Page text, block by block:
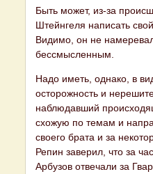
Быть может, из-за
Штейнгеля на​писать
Видимо, он не
бессмысленным.
Надо иметь, однако, в
осторожность и
наблюдавший
схожую по темам и
своего брата и за
Репин заверил, что за
Арбузов отвечали за